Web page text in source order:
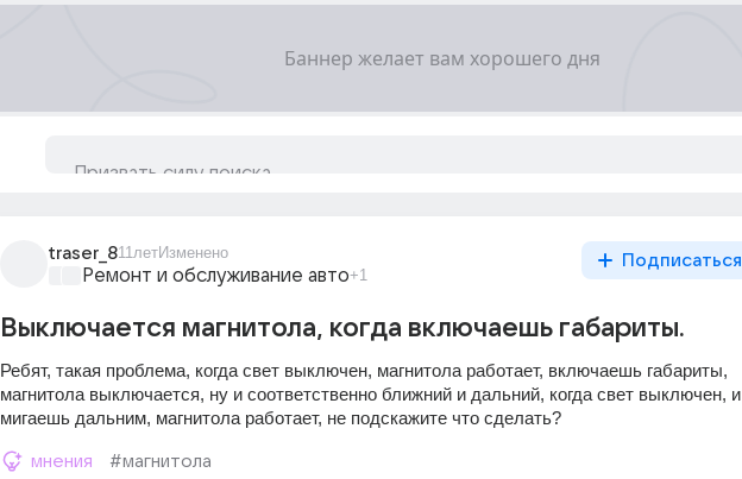
traser_811летИзменено
Ремонт и обслуживание авто+1
Подписаться
Выключается магнитола, когда включаешь габариты.
Ребят, такая проблема, когда свет выключен, магнитола работает, включаешь габариты,
магнитола выключается, ну и соответственно ближний и дальний, когда свет выключен, и
мигаешь дальним, магнитола работает, не подскажите что сделать?
мнения #магнитола